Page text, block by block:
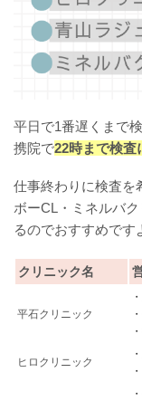
平日で1番遅くまで
携院で22時まで検査
仕事終わりに検査を
ボーCL・ミネルバ
るのでおすすめです
クリニック名
平石クリニック
ヒロクリニック